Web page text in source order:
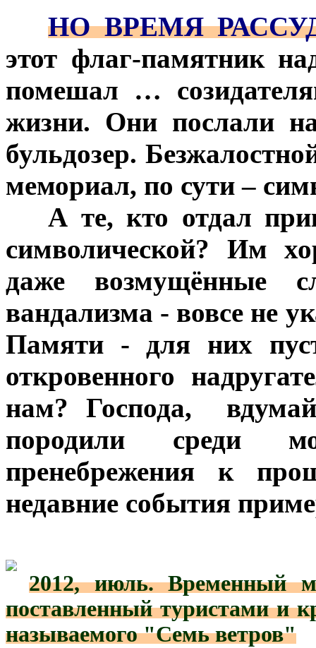
НО ВРЕМЯ
этот флаг-памятник
помешал …
жизни. Они послали
бульдозер.
мемориал, по сути –
А те, кто отдал
символической? Им
даже возмущённые
вандализма - вовсе не
Памяти - для них
откровенного
нам? Господа,
породили среди
пренебрежения к
недавние события
2012, июль. Временный
поставленный туристами и
называемого "Семь ветров"